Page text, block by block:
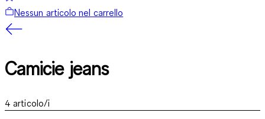
Nessun articolo nel carrello
Camicie jeans
4 articolo/i